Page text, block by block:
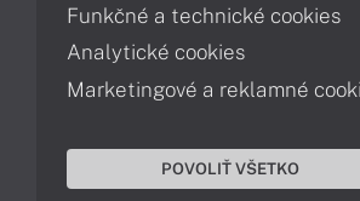
Kontakty
Servisné oddelenie
Objednanie prepravy do
Funkčné a technické cookies
Analytické cookies
Marketingové a reklamné
POVOLIŤ VŠETKO